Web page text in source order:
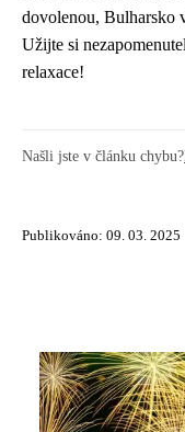
dovolenou, Bulharsko
Užijte si
relaxace!
Našli jste v článku chybu?
Publikováno: 09. 03. 2025